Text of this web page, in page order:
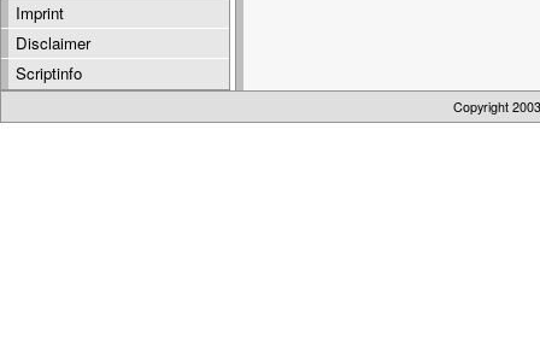
Imprint
Disclaimer
Scriptinfo
Copyright